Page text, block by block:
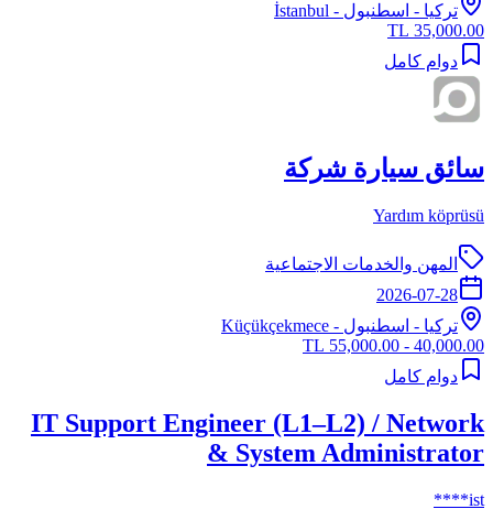
تركيا - اسطنبول - İstanbul
35,000.00 TL
دوام كامل
سائق سيارة شركة
Yardım köprüsü
المهن والخدمات الاجتماعية
2026-07-28
تركيا - اسطنبول - Küçükçekmece
40,000.00 - 55,000.00 TL
دوام كامل
IT Support Engineer (L1–L2) / Network
& System Administrator
ist****